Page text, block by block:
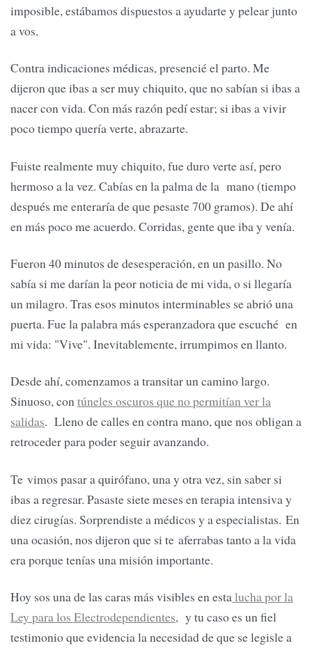
imposible, estábamos dispuestos a ayudarte y pelear junto
a vos.
Contra indicaciones médicas, presencié el parto. Me
dijeron que ibas a ser muy chiquito, que no sabían si ibas a
nacer con vida. Con más razón pedí estar; si ibas a vivir
poco tiempo quería verte, abrazarte.
Fuiste realmente muy chiquito, fue duro verte así, pero
hermoso a la vez. Cabías en la palma de la mano (tiempo
después me enteraría de que pesaste 700 gramos). De ahí
en más poco me acuerdo. Corridas, gente que iba y venía.
Fueron 40 minutos de desesperación, en un pasillo. No
sabía si me darían la peor noticia de mi vida, o si llegaría
un milagro. Tras esos minutos interminables se abrió una
puerta. Fue la palabra más esperanzadora que escuché en
mi vida: "Vive". Inevitablemente, irrumpimos en llanto.
Desde ahí, comenzamos a transitar un camino largo.
Sinuoso, contúneles oscuros que no permitían ver la
salidas. Lleno de calles en contra mano, que nos obligan a
retroceder para poder seguir avanzando.
Te vimos pasar a quirófano, una y otra vez, sin saber si
ibas a regresar. Pasaste siete meses en terapia intensiva y
diez cirugías. Sorprendiste a médicos y a especialistas. En
una ocasión, nos dijeron que si te aferrabas tanto a la vida
era porque tenías una misión importante.
Hoy sos una de las caras más visibles en estalucha por la
Ley para los Electrodependientes, y tu caso es un fiel
testimonio que evidencia la necesidad de que se legisle a